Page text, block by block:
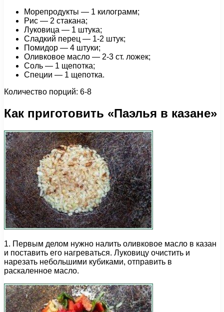
Морепродукты — 1 килограмм;
Рис — 2 стакана;
Луковица — 1 штука;
Сладкий перец — 1-2 штук;
Помидор — 4 штуки;
Оливковое масло — 2-3 ст. ложек;
Соль — 1 щепотка;
Специи — 1 щепотка.
Количество порций: 6-8
Как приготовить «Паэлья в казане»
1. Первым делом нужно налить оливковое масло в казан
и поставить его нагреваться. Луковицу очистить и
нарезать небольшими кубиками, отправить в
раскаленное масло.